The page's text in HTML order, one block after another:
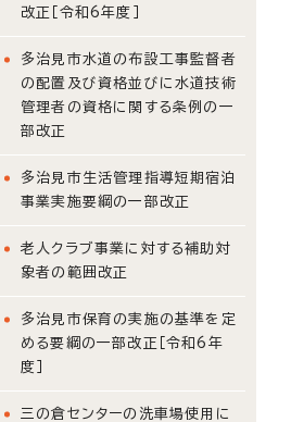
改正［令和6年度］
多治見市水道の布設工事監督者
の配置及び資格並びに水道技術
管理者の資格に関する条例の一
部改正
多治見市生活管理指導短期宿泊
事業実施要綱の一部改正
老人クラブ事業に対する補助対
象者の範囲改正
多治見市保育の実施の基準を定
める要綱の一部改正［令和6年
度］
三の倉センターの洗車場使用に